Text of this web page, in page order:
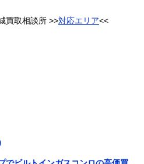
買取相談所 >>対応エリア<<